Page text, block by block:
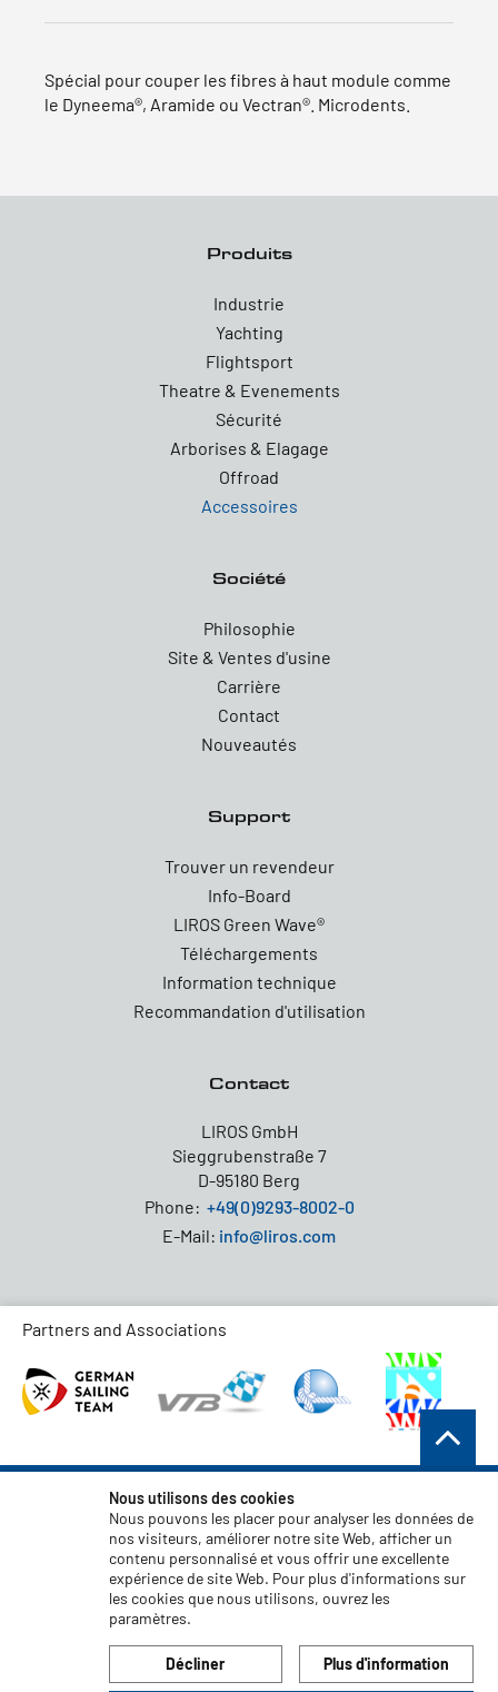
Spécial pour couper les fibres à haut module comme
le Dyneema®, Aramide ou Vectran®. Microdents.
Produits
Industrie
Yachting
Flightsport
Theatre & Evenements
Sécurité
Arborises & Elagage
Offroad
Accessoires
Société
Philosophie
Site & Ventes d'usine
Carrière
Contact
Nouveautés
Support
Trouver un revendeur
Info-Board
LIROS Green Wave®
Téléchargements
Information technique
Recommandation d'utilisation
Contact
LIROS GmbH
Sieggrubenstraße 7
D-95180 Berg
Phone: +49(0)9293-8002-0
E-Mail: info@liros.com
Partners and Associations
Conditions générales de vente
Protection des données
Clause de non-responsabilité
Mentions légales
Code of Conduct
Nous utilisons des cookies
Nous pouvons les placer pour analyser les données de
nos visiteurs, améliorer notre site Web, afficher un
contenu personnalisé et vous offrir une excellente
expérience de site Web. Pour plus d'informations sur
les cookies que nous utilisons, ouvrez les
paramètres.
Décliner Plus d'information